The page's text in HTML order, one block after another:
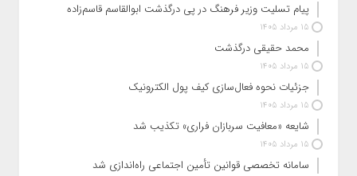
پیام تسلیت وزیر فرهنگ در پی درگذشت ابوالقاسم قاسم‌زاده
15 مرداد 1405
محمد حقیقی درگذشت
15 مرداد 1405
جزئیات نحوه فعال‌سازی کیف پول الکترونیک
15 مرداد 1405
شایعه «معافیت سربازان فراری» تکذیب شد
15 مرداد 1405
سامانه تخصصی قوانین تأمین اجتماعی راه‌اندازی شد